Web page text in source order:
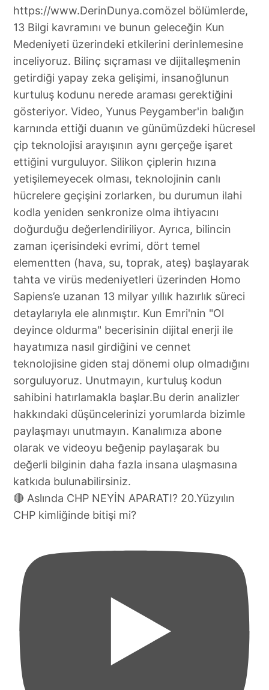
🔴 Aslında CHP NEYİN APARATI? 20.Yüzyılın
CHP kimliğinde bitişi mi?